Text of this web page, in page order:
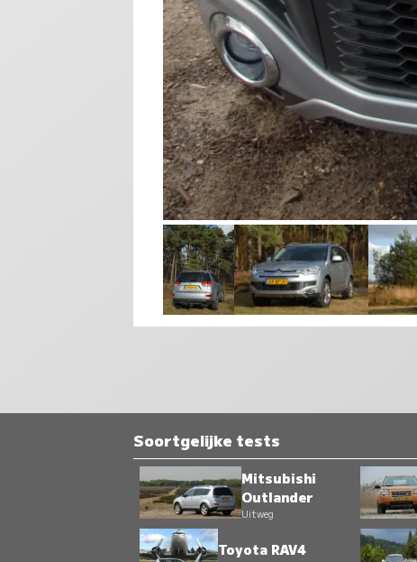
Soortgelijke tests
Mitsubishi
Outlander
Uitweg
Toyota RAV4